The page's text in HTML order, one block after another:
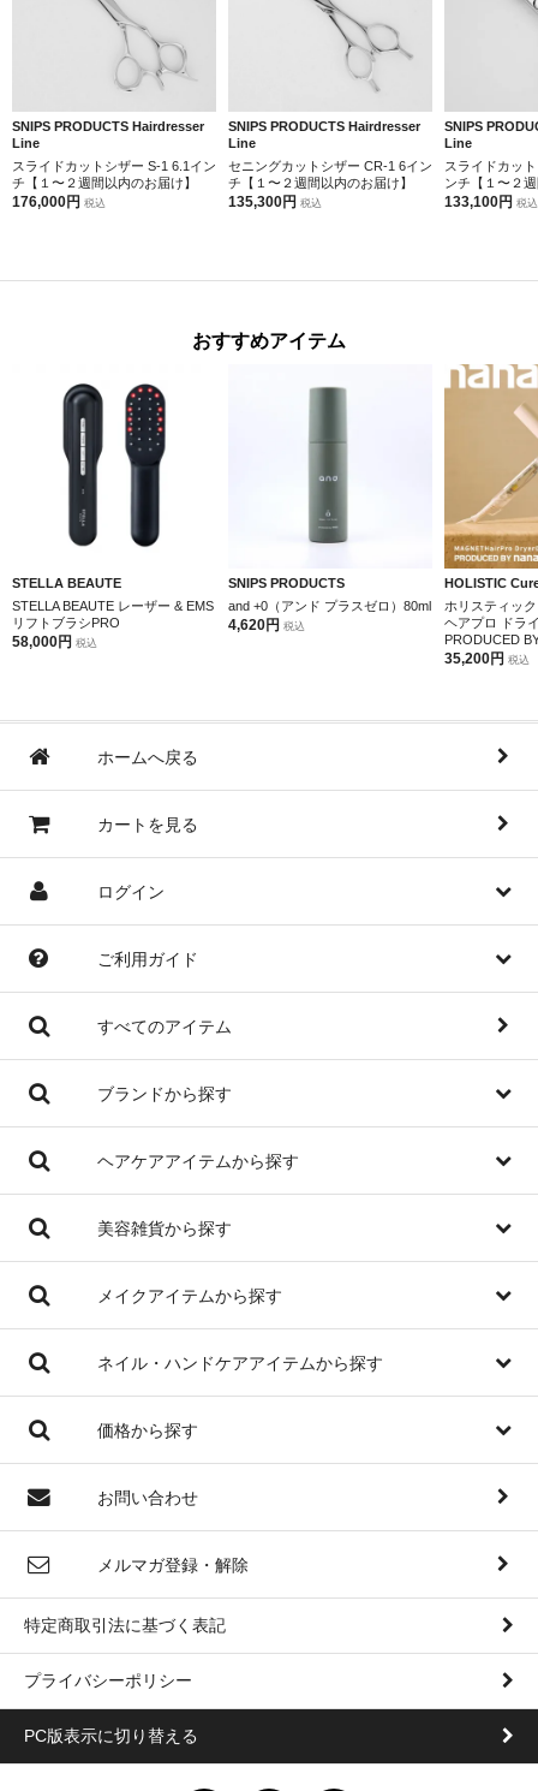
SNIPS PRODUCTS Hairdresser
Line
スライドカットシザー S-1 6.1イン
チ【１〜２週間以内のお届け】
176,000円 税込
SNIPS PRODUCTS Hairdresser
Line
セニングカットシザー CR-1 6イン
チ【１〜２週間以内のお届け】
135,300円 税込
SNIPS
Line
スライドカッ
ンチ【１〜２
133,100円 税込
おすすめアイテム
STELLA BEAUTE
STELLA BEAUTE レーザー & EMS
リフトブラシPRO
58,000円 税込
SNIPS PRODUCTS
and +0（アンド プラスゼロ）80ml
4,620円 税込
HOLISTIC
ホリスティッ
ヘアプロ ドラ
PRODUCED
35,200円 税込
ホームへ戻る
カートを見る
ログイン
ご利用ガイド
すべてのアイテム
ブランドから探す
ヘアケアアイテムから探す
美容雑貨から探す
メイクアイテムから探す
ネイル・ハンドケアアイテムから探す
価格から探す
お問い合わせ
メルマガ登録・解除
特定商取引法に基づく表記
プライバシーポリシー
PC版表示に切り替える